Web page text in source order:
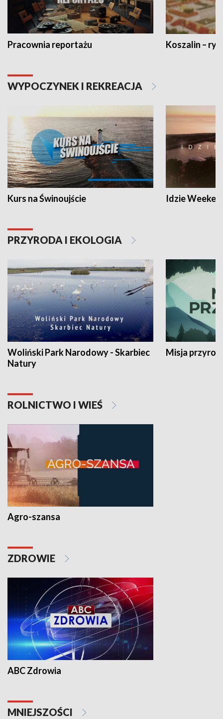
Pracownia reportażu Koszalin –
WYPOCZYNEK I REKREACJA
Kurs na Świnoujście Idzie
PRZYRODA I EKOLOGIA
Woliński Park Narodowy - Skarbiec
Natury
Misja
ROLNICTWO I WIEŚ
Agro-szansa
ZDROWIE
ABC Zdrowia
MNIEJSZOŚCI